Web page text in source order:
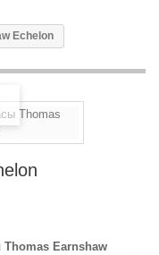
Echelon
Earnshaw